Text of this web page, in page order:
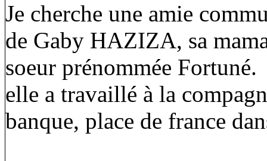
Je cherche une amie
de Gaby HAZIZA, sa
soeur prénommée Fortuné.
elle a travaillé à la
banque, place de france